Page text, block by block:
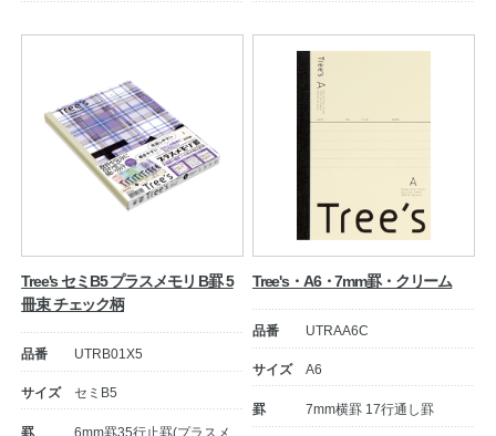
Tree's セミB5 プラスメモリ B罫 5
冊束 チェック柄
品番 UTRB01X5
サイズ セミB5
罫 6mm罫35行止罫(プラスメ
Tree's・A6・7mm罫・クリーム
品番 UTRAA6C
サイズ A6
罫 7mm横罫 17行通し罫